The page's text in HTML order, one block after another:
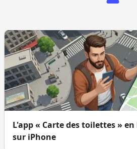
L'app « Carte des toilettes »
sur iPhone